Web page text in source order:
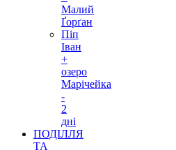
Малий
Ґорґан
Піп
Іван
+
озеро
Марічейка
-
2
дні
ПОДІЛЛЯ
ТА